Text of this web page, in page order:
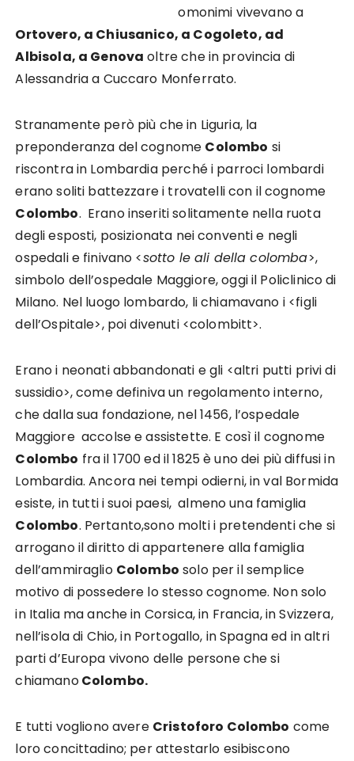
omonimi vivevano a
Ortovero, a Chiusanico, a Cogoleto, ad
Albisola, a Genova oltre che in provincia di
Alessandria a Cuccaro Monferrato.
Stranamente però più che in Liguria, la
preponderanza del cognome Colombo si
riscontra in Lombardia perché i parroci lombardi
erano soliti battezzare i trovatelli con il cognome
Colombo. Erano inseriti solitamente nella ruota
degli esposti, posizionata nei conventi e negli
ospedali e finivano <sotto le ali della colomba>,
simbolo dell’ospedale Maggiore, oggi il Policlinico di
Milano. Nel luogo lombardo, li chiamavano i <figli
dell’Ospitale>, poi divenuti <colombitt>.
Erano i neonati abbandonati e gli <altri putti privi di
sussidio>, come definiva un regolamento interno,
che dalla sua fondazione, nel 1456, l’ospedale
Maggiore accolse e assistette. E così il cognome
Colombo fra il 1700 ed il 1825 è uno dei più diffusi in
Lombardia. Ancora nei tempi odierni, in val Bormida
esiste, in tutti i suoi paesi, almeno una famiglia
Colombo. Pertanto,sono molti i pretendenti che si
arrogano il diritto di appartenere alla famiglia
dell’ammiraglio Colombo solo per il semplice
motivo di possedere lo stesso cognome. Non solo
in Italia ma anche in Corsica, in Francia, in Svizzera,
nell’isola di Chio, in Portogallo, in Spagna ed in altri
parti d’Europa vivono delle persone che si
chiamanoColombo.
E tutti vogliono avere Cristoforo Colombo come
loro concittadino; per attestarlo esibiscono